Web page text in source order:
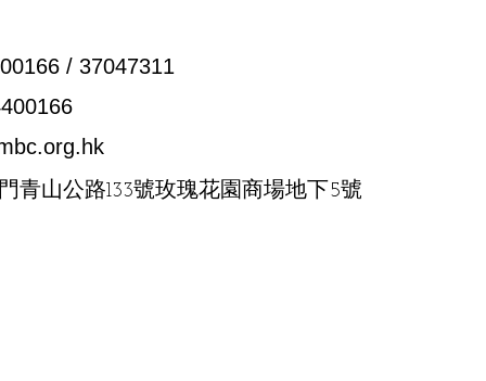
/ 37047311
青山公路133號玫瑰花園商場地下5號